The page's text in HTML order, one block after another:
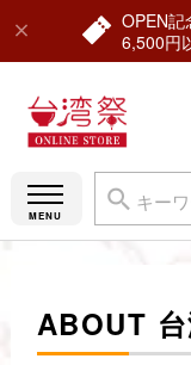
OPEN記
6,500円
ABOUT